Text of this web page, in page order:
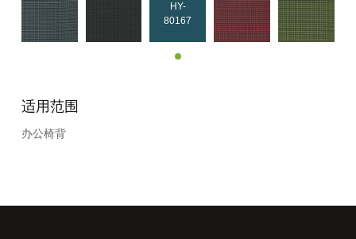
HY-
80167
适用范围
办公椅背